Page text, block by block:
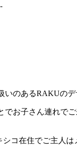
-
いのあるRAKUのデ
でお子さん連れで
コ在住でご主人は